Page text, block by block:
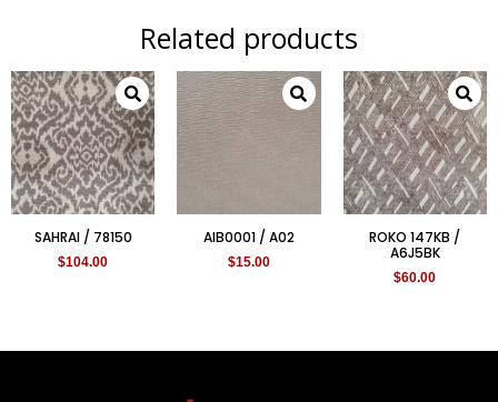
Related products
SAHRAI / 78150
$104.00
AIB0001 / A02
$15.00
ROKO 147KB /
A6J5BK
$60.00